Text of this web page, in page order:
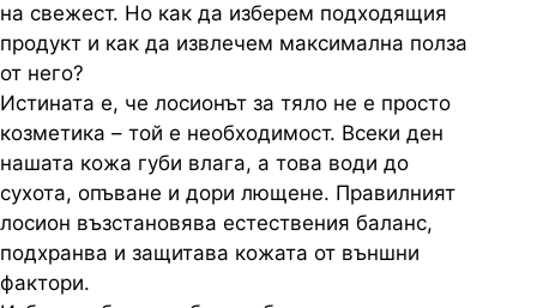
на свежест. Но как да изберем подходящия
продукт и как да извлечем максимална полза
от него?
Истината е, че лосионът за тяло не е просто
козметика – той е необходимост. Всеки ден
нашата кожа губи влага, а това води до
сухота, опъване и дори лющене. Правилният
лосион възстановява естествения баланс,
подхранва и защитава кожата от външни
фактори.